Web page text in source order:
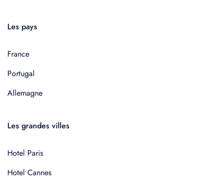
Les pays
France
Portugal
Allemagne
Les grandes villes
Hotel Paris
Hotel Cannes